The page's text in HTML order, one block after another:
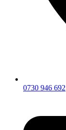
0730 946 692